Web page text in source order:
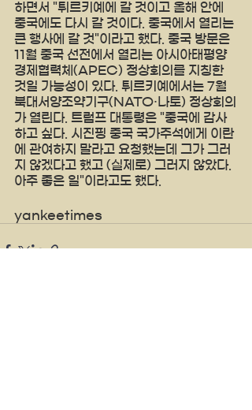
하면서 "튀르키예에 갈 것이고 올해 안에
중국에도 다시 갈 것이다. 중국에서 열리는
큰 행사에 갈 것"이라고 했다. 중국 방문은
11월 중국 선전에서 열리는 아시아태평양
경제협력체(APEC) 정상회의를 지칭한
것일 가능성이 있다. 튀르키예에서는 7월
북대서양조약기구(NATO·나토) 정상회의
가 열린다. 트럼프 대통령은 "중국에 감사
하고 싶다. 시진핑 중국 국가주석에게 이란
에 관여하지 말라고 요청했는데 그가 그러
지 않겠다고 했고 (실제로) 그러지 않았다.
아주 좋은 일"이라고도 했다.
yankeetimes